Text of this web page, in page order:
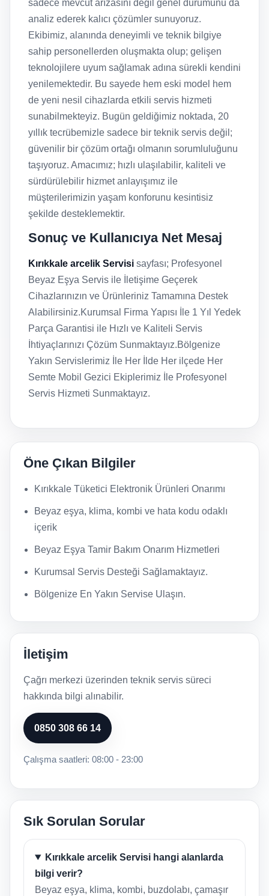
sadece mevcut arızasını değil genel durumunu da
analiz ederek kalıcı çözümler sunuyoruz.
Ekibimiz, alanında deneyimli ve teknik bilgiye
sahip personellerden oluşmakta olup; gelişen
teknolojilere uyum sağlamak adına sürekli kendini
yenilemektedir. Bu sayede hem eski model hem
de yeni nesil cihazlarda etkili servis hizmeti
sunabilmekteyiz. Bugün geldiğimiz noktada, 20
yıllık tecrübemizle sadece bir teknik servis değil;
güvenilir bir çözüm ortağı olmanın sorumluluğunu
taşıyoruz. Amacımız; hızlı ulaşılabilir, kaliteli ve
sürdürülebilir hizmet anlayışımız ile
müşterilerimizin yaşam konforunu kesintisiz
şekilde desteklemektir.
Sonuç ve Kullanıcıya Net Mesaj
Kırıkkale arcelik Servisi sayfası; Profesyonel
Beyaz Eşya Servis ile İletişime Geçerek
Cihazlarınızın ve Ürünleriniz Tamamına Destek
Alabilirsiniz.Kurumsal Firma Yapısı İle 1 Yıl Yedek
Parça Garantisi ile Hızlı ve Kaliteli Servis
İhtiyaçlarınızı Çözüm Sunmaktayız.Bölgenize
Yakın Servislerimiz İle Her İlde Her ilçede Her
Semte Mobil Gezici Ekiplerimiz İle Profesyonel
Servis Hizmeti Sunmaktayız.
Öne Çıkan Bilgiler
Kırıkkale Tüketici Elektronik Ürünleri Onarımı
Beyaz eşya, klima, kombi ve hata kodu odaklı
içerik
Beyaz Eşya Tamir Bakım Onarım Hizmetleri
Kurumsal Servis Desteği Sağlamaktayız.
Bölgenize En Yakın Servise Ulaşın.
İletişim
Çağrı merkezi üzerinden teknik servis süreci
hakkında bilgi alınabilir.
0850 308 66 14
Çalışma saatleri: 08:00 - 23:00
Sık Sorulan Sorular
Kırıkkale arcelik Servisi hangi alanlarda
bilgi verir?
Beyaz eşya, klima, kombi, buzdolabı, çamaşır